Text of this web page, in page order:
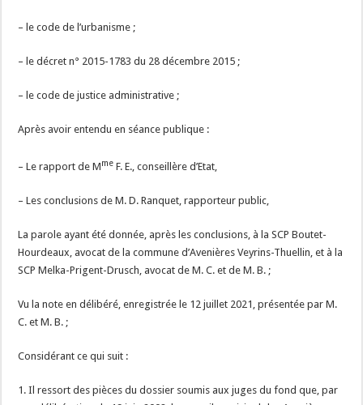
– le code de l’urbanisme ;
– le décret n° 2015-1783 du 28 décembre 2015 ;
– le code de justice administrative ;
Après avoir entendu en séance publique :
– Le rapport de Mme F. E., conseillère d’Etat,
– Les conclusions de M. D. Ranquet, rapporteur public,
La parole ayant été donnée, après les conclusions, à la SCP Boutet-
Hourdeaux, avocat de la commune d’Avenières Veyrins-Thuellin, et à la
SCP Melka-Prigent-Drusch, avocat de M. C. et de M. B. ;
Vu la note en délibéré, enregistrée le 12 juillet 2021, présentée par M.
C. et M. B. ;
Considérant ce qui suit :
1. Il ressort des pièces du dossier soumis aux juges du fond que, par